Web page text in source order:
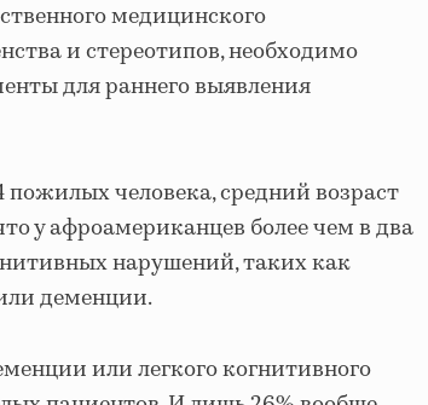
медицинского
и стереотипов, необходимо
для раннего выявления
человека, средний возраст
у афроамериканцев более чем в два
нарушений, таких как
деменции.
или легкого когнитивного